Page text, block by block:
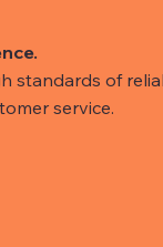
standards of
service.